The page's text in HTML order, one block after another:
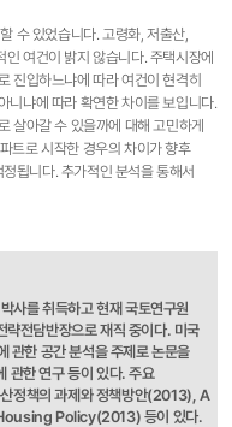
수 있었습니다. 고령화, 저출산,
여건이 밝지 않습니다. 주택시장에
진입하느냐에 따라 여건이 현격히
니냐에 따라 확연한 차이를 보입니다.
살아갈 수 있을까에 대해 고민하게
트로 시작한 경우의 차이가 향후
됩니다. 추가적인 분석을 통해서
사를 취득하고 현재 국토연구원
략전담반장으로 재직 중이다. 미국
한 공간 분석을 주제로 논문을
관한 연구 등이 있다. 주요
정책의 과제와 정책방안(2013), A
Policy(2013) 등이 있다.